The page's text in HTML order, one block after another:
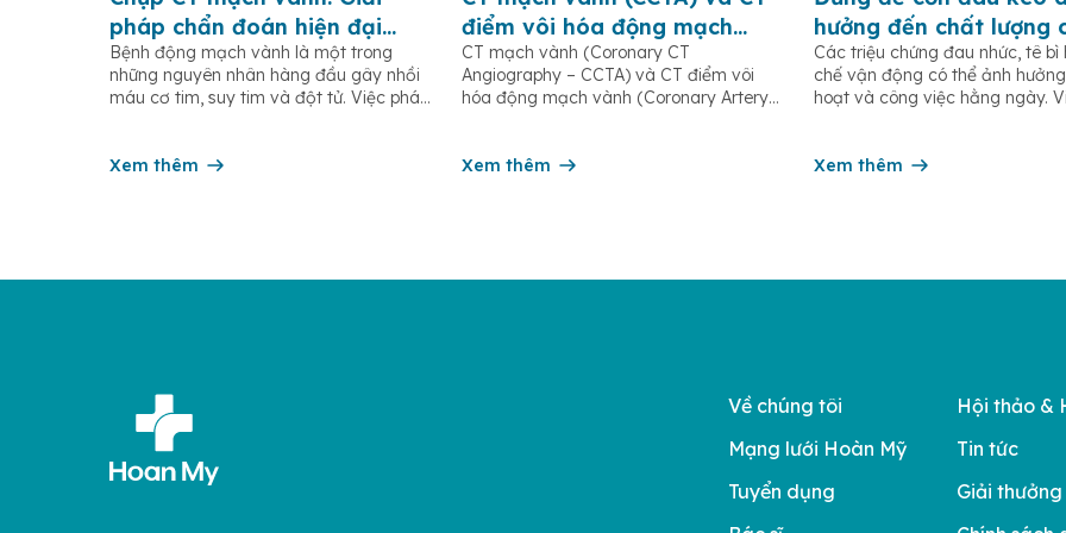
pháp chẩn đoán hiện đại
giúp phát hiện sớm bệnh
động mạch vành
Bệnh động mạch vành là một trong
những nguyên nhân hàng đầu gây nhồi
máu cơ tim, suy tim và đột tử. Việc phát
trị và phòng ngừa các biến chứng tim
Xem thêm
điểm vôi hóa động mạch
vành (CAC): Khi nào nên thực
hiện?
CT mạch vành (Coronary CT
Angiography – CCTA) và CT điểm vôi
hóa động mạch vành (Coronary Artery
phát hiện sớm bệnh lý tim mạch, đặc
Xem thêm
hưởng đến chất lượng
sống
Các triệu chứng đau nhức, tê bì
chế vận động có thể ảnh
hoạt và công việc hằng ngày.
xương khớp mạn tính, teo cơ
Xem thêm
Về chúng tôi
Mạng lưới Hoàn Mỹ
Tuyển dụng
Hội thảo &
Tin tức
Giải thưởng